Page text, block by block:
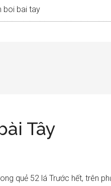
boi bai tay
Tây
quẻ 52 lá Trước hết, trên